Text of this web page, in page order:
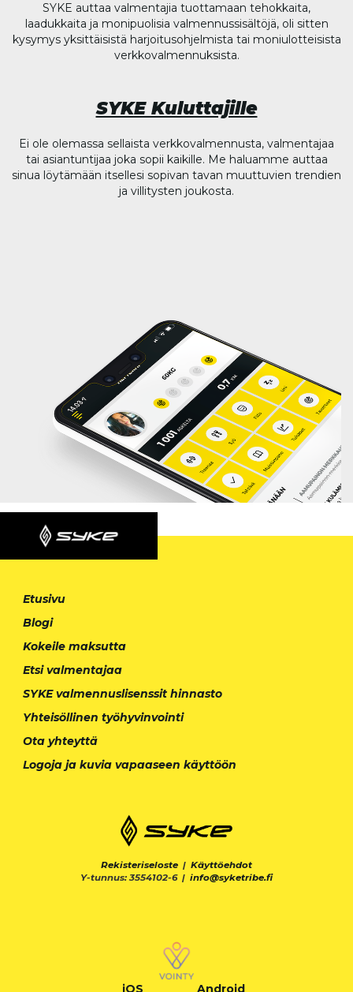
SYKE auttaa valmentajia tuottamaan tehokkaita,
laadukkaita ja monipuolisia valmennussisältöjä, oli sitten
kysymys yksittäisistä harjoitusohjelmista tai moniulotteisista
verkkovalmennuksista.
SYKE Kuluttajille
Ei ole olemassa sellaista verkkovalmennusta, valmentajaa
tai asiantuntijaa joka sopii kaikille. Me haluamme auttaa
sinua löytämään itsellesi sopivan tavan muuttuvien trendien
ja villitysten joukosta.
Etusivu
Blogi
Kokeile maksutta
Etsi valmentajaa
SYKE valmennuslisenssit hinnasto
Yhteisöllinen työhyvinvointi
Ota yhteyttä
Logoja ja kuvia vapaaseen käyttöön
Rekisteriseloste | Käyttöehdot
Y-tunnus: 3554102-6 | info@syketribe.fi
iOS Android